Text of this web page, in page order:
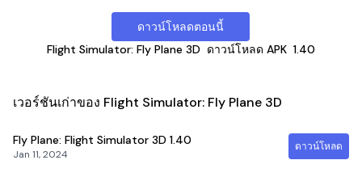
ดาวน์โหลดตอนนี้
Flight Simulator: Fly Plane 3D ดาวน์โหลด APK 1.40
เวอร์ชันเก่าของ Flight Simulator: Fly Plane 3D
Fly Plane: Flight Simulator 3D 1.40
Jan 11, 2024
ดาวน์โหลด